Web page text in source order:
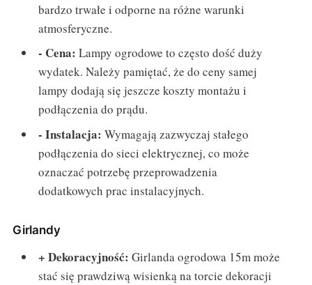
bardzo trwałe i odporne na różne warunki
atmosferyczne.
- Cena: Lampy ogrodowe to często dość duży
wydatek. Należy pamiętać, że do ceny samej
lampy dodają się jeszcze koszty montażu i
podłączenia do prądu.
- Instalacja: Wymagają zazwyczaj stałego
podłączenia do sieci elektrycznej, co może
oznaczać potrzebę przeprowadzenia
dodatkowych prac instalacyjnych.
Girlandy
+ Dekoracyjność: Girlanda ogrodowa 15m może
stać się prawdziwą wisienką na torcie dekoracji